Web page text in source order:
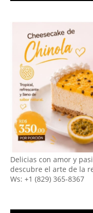
Delicias con amor y
descubre el arte de la
Ws: +1 (829) 365-8367